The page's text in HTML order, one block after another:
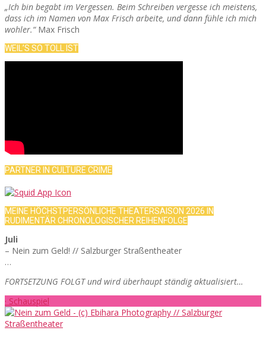
„Ich bin begabt im Vergessen. Beim Schreiben vergesse ich meistens,
dass ich im Namen von Max Frisch arbeite, und dann fühle ich mich
wohler.“Max Frisch
WEIL’S SO TOLL IST
PARTNER IN CULTURE CRIME
MEINE HÖCHSTPERSÖNLICHE THEATERSAISON 2026 IN
RUDIMENTÄR CHRONOLOGISCHER REIHENFOLGE
Juli
– Nein zum Geld! // Salzburger Straßentheater
…
FORTSETZUNG FOLGT und wird überhaupt ständig aktualisiert…
· Schauspiel